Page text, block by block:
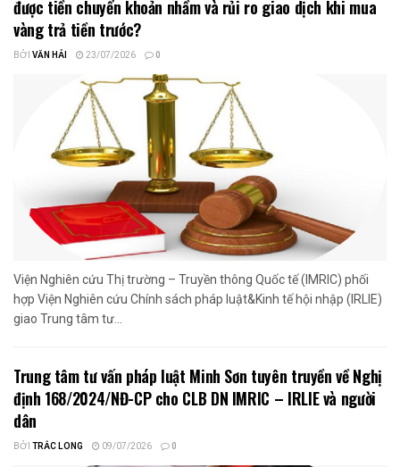
được tiền chuyển khoản nhầm và rủi ro giao dịch khi mua
vàng trả tiền trước?
BỞI VĂN HẢI 23/07/2026 0
Viện Nghiên cứu Thị trường – Truyền thông Quốc tế (IMRIC) phối
hợp Viện Nghiên cứu Chính sách pháp luật&Kinh tế hội nhập (IRLIE)
giao Trung tâm tư...
Trung tâm tư vấn pháp luật Minh Sơn tuyên truyền về Nghị
định 168/2024/NĐ-CP cho CLB DN IMRIC – IRLIE và người
dân
BỞI TRẮC LONG 09/07/2026 0